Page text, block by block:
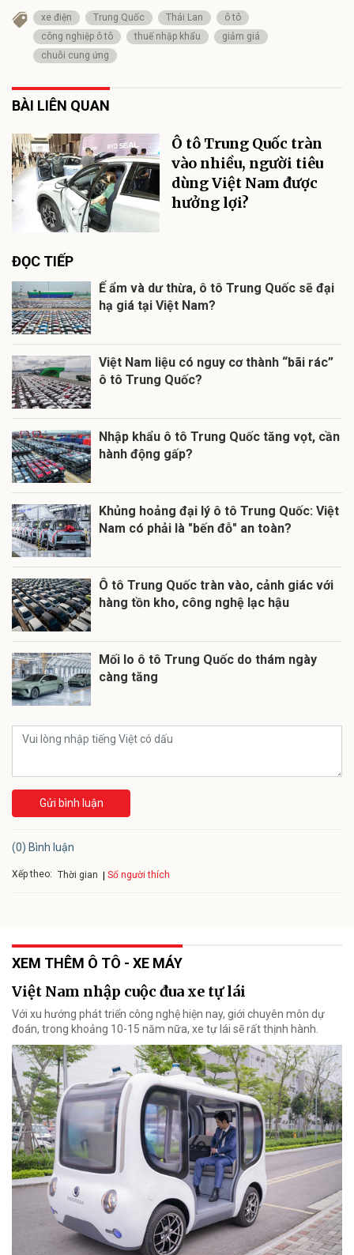
xe điện Trung Quốc Thái Lan
ô tô
công nghiệp ô tô
thuế nhập khẩu
giảm giá
chuỗi cung ứng
BÀI LIÊN QUAN
Ô tô Trung Quốc tràn
vào nhiều, người tiêu
dùng Việt Nam được
hưởng lợi?
ĐỌC TIẾP
Ế ẩm và dư thừa, ô tô Trung Quốc sẽ đại
hạ giá tại Việt Nam?
Việt Nam liệu có nguy cơ thành “bãi rác”
ô tô Trung Quốc?
Nhập khẩu ô tô Trung Quốc tăng vọt, cần
hành động gấp?
Khủng hoảng đại lý ô tô Trung Quốc: Việt
Nam có phải là "bến đỗ" an toàn?
Ô tô Trung Quốc tràn vào, cảnh giác với
hàng tồn kho, công nghệ lạc hậu
Mối lo ô tô Trung Quốc do thám ngày
càng tăng
Gửi bình luận
(0) Bình luận
Xếp theo: Thời gian Số người thích
XEM THÊM Ô TÔ - XE MÁY
Việt Nam nhập cuộc đua xe tự lái
Với xu hướng phát triển công nghệ hiện nay, giới chuyên môn dự
đoán, trong khoảng 10-15 năm nữa, xe tự lái sẽ rất thịnh hành.